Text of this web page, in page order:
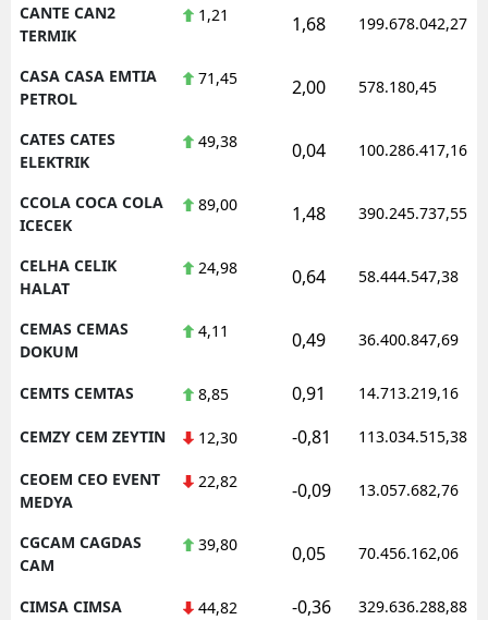
CANTE CAN2
TERMIK
1,21 1,68 199.678.042,27
CASA CASA EMTIA
PETROL
71,45 2,00 578.180,45
CATES CATES
ELEKTRIK
49,38 0,04 100.286.417,16
CCOLA COCA COLA
ICECEK
89,00 1,48 390.245.737,55
CELHA CELIK
HALAT
24,98 0,64 58.444.547,38
CEMAS CEMAS
DOKUM
4,11 0,49 36.400.847,69
CEMTS CEMTAS 8,85 0,91 14.713.219,16
CEMZY CEM ZEYTIN 12,30 -0,81 113.034.515,38
CEOEM CEO EVENT
MEDYA
22,82 -0,09 13.057.682,76
CGCAM CAGDAS
CAM
39,80 0,05 70.456.162,06
CIMSA CIMSA 44,82 -0,36 329.636.288,88